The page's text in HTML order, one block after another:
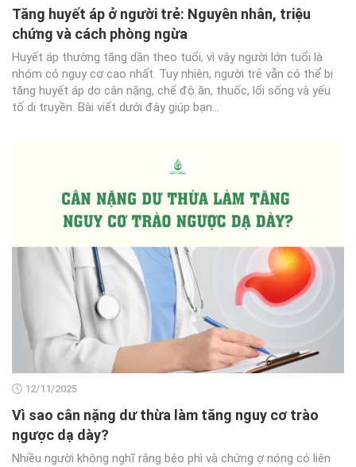
Tăng huyết áp ở người trẻ: Nguyên nhân, triệu
chứng và cách phòng ngừa
Huyết áp thường tăng dần theo tuổi, vì vậy người lớn tuổi là
nhóm có nguy cơ cao nhất. Tuy nhiên, người trẻ vẫn có thể bị
tăng huyết áp do cân nặng, chế độ ăn, thuốc, lối sống và yếu
tố di truyền. Bài viết dưới đây giúp bạn...
12/11/2025
Vì sao cân nặng dư thừa làm tăng nguy cơ trào
ngược dạ dày?
Nhiều người không nghĩ rằng béo phì và chứng ợ nóng có liên